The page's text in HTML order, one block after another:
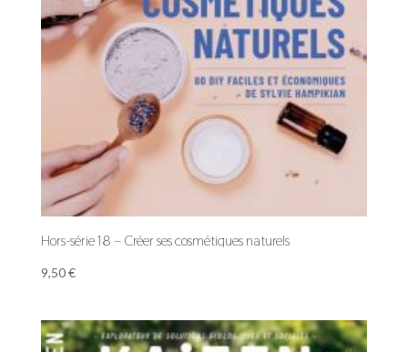
Hors-série 18 – Créer ses cosmétiques naturels
9,50€